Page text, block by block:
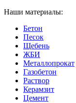
Наши материалы:
Бетон
Песок
Щебень
ЖБИ
Металлопрокат
Газобетон
Раствор
Керамзит
Цемент